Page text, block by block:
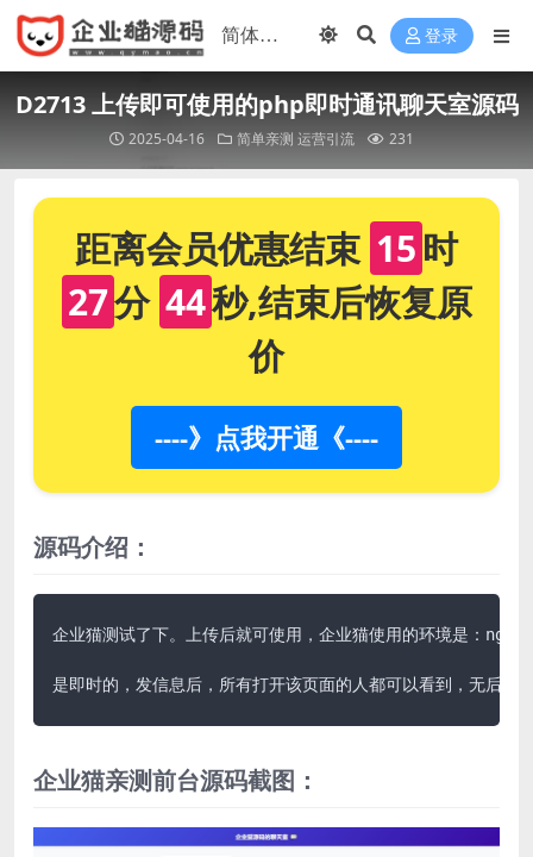
登录
D2713 上传即可使用的php即时通讯聊天室源码
2025-04-16 简单亲测 运营引流 231
距离会员优惠结束 15时
27分 44秒,结束后恢复原
价
----》点我开通《----
源码介绍：
企业猫测试了下。上传后就可使用，企业猫使用的环境是：
是即时的，发信息后，所有打开该页面的人都可以看到，无后台
企业猫亲测前台源码截图：